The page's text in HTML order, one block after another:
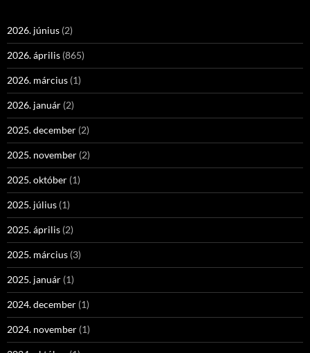
2026. június (2)
2026. április (865)
2026. március (1)
2026. január (2)
2025. december (2)
2025. november (2)
2025. október (1)
2025. július (1)
2025. április (2)
2025. március (3)
2025. január (1)
2024. december (1)
2024. november (1)